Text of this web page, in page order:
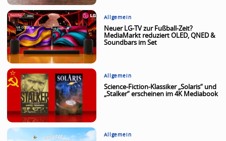
Allgemein
Neuer LG-TV zur Fußball-Zeit?
MediaMarkt reduziert OLED, QNED &
Soundbars im Set
Allgemein
Science-Fiction-Klassiker „Solaris“ und
„Stalker“ erscheinen im 4K Mediabook
Allgemein